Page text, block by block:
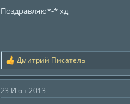
и
Поздравляю*-* хд​
Р
е
а
к
Дмитрий Писатель
23 Июн 2013